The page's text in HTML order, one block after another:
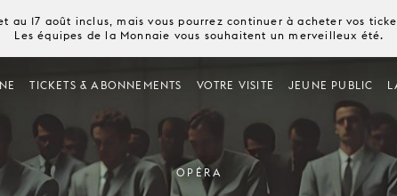
au 17 août inclus, mais vous pourrez continuer à acheter vos
Les équipes de la Monnaie vous souhaitent un merveilleux été.
TICKETS & ABONNEMENTS VOTRE VISITE JEUNE PUBLIC
OPÉRA